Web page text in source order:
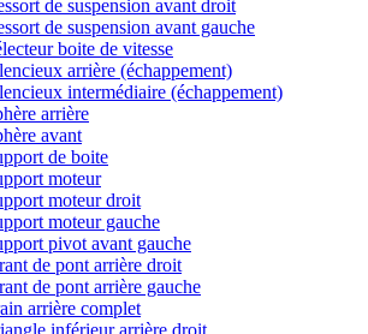
de suspension avant droit
de suspension avant gauche
boite de vitesse
arrière (échappement)
intermédiaire (échappement)
arrière
avant
de boite
moteur
moteur droit
moteur gauche
pivot avant gauche
de pont arrière droit
de pont arrière gauche
arrière complet
inférieur arrière droit